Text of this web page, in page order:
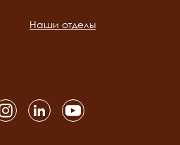
Наши отделы